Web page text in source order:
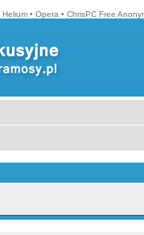
Helium • Opera • ChrisPC Free